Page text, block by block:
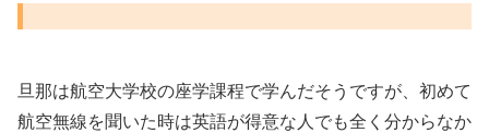
旦那は航空大学校の座学課程で学んだそうですが、初めて
航空無線を聞いた時は英語が得意な人でも全く分からなか